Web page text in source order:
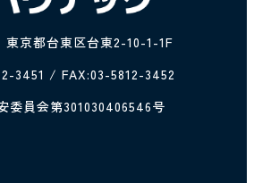
東京都台東区台東2-10-1-1F
3451 / FAX:03-5812-3452
委員会第301030406546号